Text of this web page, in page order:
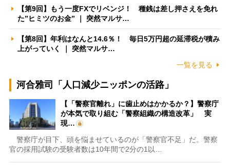
【第9回】もう一度FXでリベンジ！ 種銭は差し押さえを免れ
た”ヒミツのお金” ｜ 突然マルサ…
【第8回】年利はなんと14.6％！ 毎日5万円超の延滞税が積み
上がっていく ｜ 突然マルサ…
一覧を見る
河合雅司「人口減少ニッポンの活路」
【「警察官離れ」に歯止めはかかるか？】警察庁
が本気で取り組む「警察組織の構造改革」 実
現…
警察庁が目下、頭を悩ませているのが「警察官不足」だ。警察
官の採用試験の受験者数は10年間で2分の1以…